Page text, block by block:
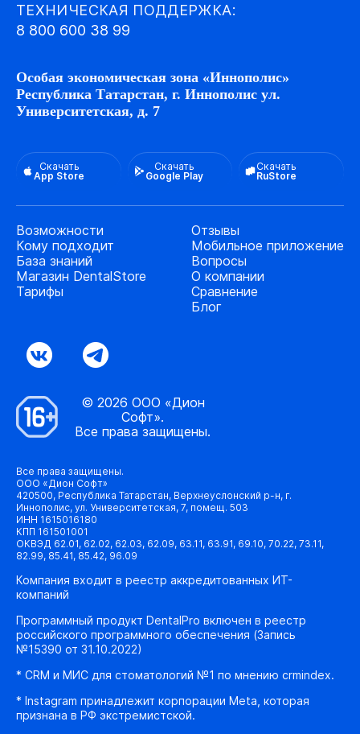
ТЕХНИЧЕСКАЯ ПОДДЕРЖКА:
8 800 600 38 99
Особая экономическая зона «Иннополис»
Республика Татарстан, г. Иннополис ул.
Университетская, д. 7
Скачать
App Store
Скачать
Google Play
Скачать
RuStore
Возможности
Кому подходит
База знаний
Магазин DentalStore
Тарифы
Отзывы
Мобильное приложение
Вопросы
О компании
Сравнение
Блог
© 2026 ООО «Дион
Софт».
Все права защищены.
Все права защищены.
ООО «Дион Софт»
420500, Республика Татарстан, Верхнеуслонский р-н, г.
Иннополис, ул. Университетская, 7, помещ. 503
ИНН 1615016180
КПП 161501001
ОКВЭД 62.01, 62.02, 62.03, 62.09, 63.11, 63.91, 69.10, 70.22, 73.11,
82.99, 85.41, 85.42, 96.09
Компания входит в реестр аккредитованных ИТ-
компаний
Программный продукт DentalPro включен в реестр
российского программного обеспечения (Запись
№15390 от 31.10.2022)
* CRM и МИС для стоматологий №1 по мнению crmindex.
* Instagram принадлежит корпорации Meta, которая
признана в РФ экстремистской.